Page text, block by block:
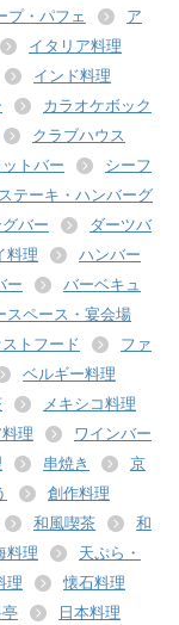
プ・パフェ
ア
イタリア料理
インド料理
カラオケボック
クラブハウス
トバー
シーフ
ステーキ・ハンバーグ
バー
ダーツバ
料理
ハンバー
ー
バーベキュ
スペース・宴会場
トフード
ファ
ベルギー料理
メキシコ料理
理
ワインバー
串焼き
京
創作料理
和風喫茶
和
料理
天ぷら・
理
懐石料理
日本料理